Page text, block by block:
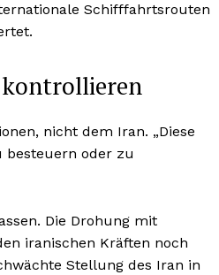
Schifffahrtsrouten
kontrollieren
nicht dem Iran. „Diese
besteuern oder zu
Die Drohung mit
iranischen Kräften noch
Stellung des Iran in